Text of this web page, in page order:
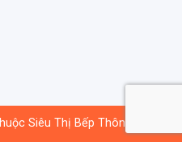
3 tầng, chiều cao của rổ
lên đến 5 cm. Và bạn
khi rổ được tải đầy đủ.
tùy chọn điều chỉnh hơn
CƠ KHÔNG CHỔI THAN
Siêu Thị Bếp Thông Minh